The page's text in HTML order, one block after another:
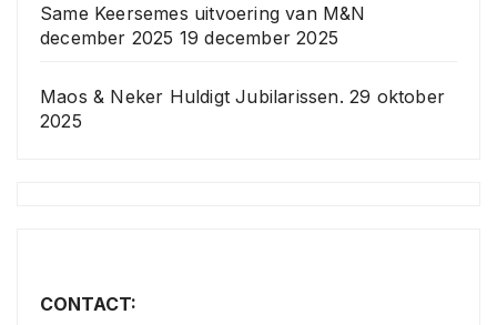
Same Keersemes uitvoering van M&N
december 2025 19 december 2025
Maos & Neker Huldigt Jubilarissen. 29 oktober
2025
CONTACT: